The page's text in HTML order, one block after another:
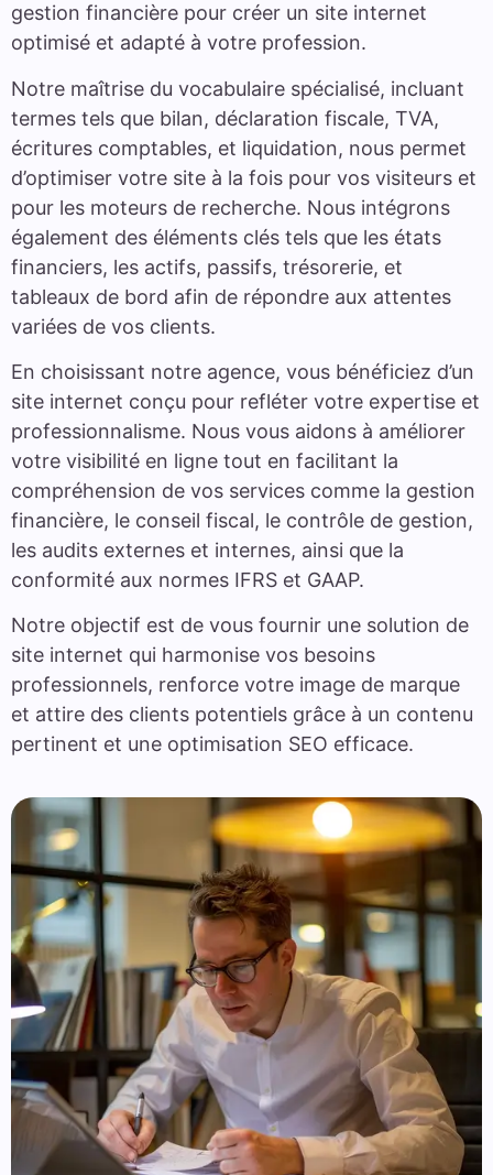
gestion financière pour créer un site internet
optimisé et adapté à votre profession.
Notre maîtrise du vocabulaire spécialisé, incluant
termes tels que bilan, déclaration fiscale, TVA,
écritures comptables, et liquidation, nous permet
d’optimiser votre site à la fois pour vos visiteurs et
pour les moteurs de recherche. Nous intégrons
également des éléments clés tels que les états
financiers, les actifs, passifs, trésorerie, et
tableaux de bord afin de répondre aux attentes
variées de vos clients.
En choisissant notre agence, vous bénéficiez d’un
site internet conçu pour refléter votre expertise et
professionnalisme. Nous vous aidons à améliorer
votre visibilité en ligne tout en facilitant la
compréhension de vos services comme la gestion
financière, le conseil fiscal, le contrôle de gestion,
les audits externes et internes, ainsi que la
conformité aux normes IFRS et GAAP.
Notre objectif est de vous fournir une solution de
site internet qui harmonise vos besoins
professionnels, renforce votre image de marque
et attire des clients potentiels grâce à un contenu
pertinent et une optimisation SEO efficace.